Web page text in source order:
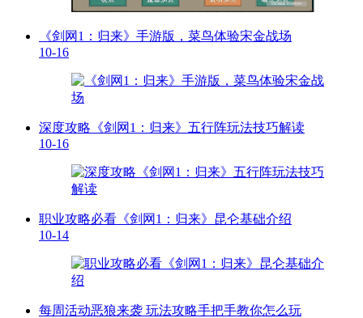
《剑网1：归来》手游版，菜鸟体验宋金战场
10-16
深度攻略《剑网1：归来》五行阵玩法技巧解读
10-16
职业攻略必看《剑网1：归来》昆仑基础介绍
10-14
每周活动恶狼来袭 玩法攻略手把手教你怎么玩